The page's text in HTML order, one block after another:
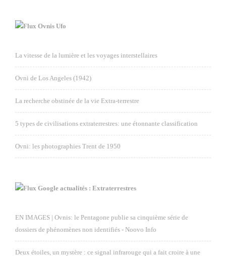
Ovnis Ufo
La vitesse de la lumière et les voyages interstellaires
Ovni de Los Angeles (1942)
La recherche obstinée de la vie Extra-terrestre
5 types de civilisations extraterrestres: une étonnante classification
Ovni: les photographies Trent de 1950
Google actualités : Extraterrestres
EN IMAGES | Ovnis: le Pentagone publie sa cinquième série de
dossiers de phénomènes non identifiés - Noovo Info
Deux étoiles, un mystère : ce signal infrarouge qui a fait croire à une